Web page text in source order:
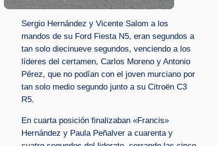
Sergio Hernández y Vicente Salom a los
mandos de su Ford Fiesta N5, eran segundos a
tan solo diecinueve segundos, venciendo a los
líderes del certamen, Carlos Moreno y Antonio
Pérez, que no podían con el joven murciano por
tan solo medio segundo junto a su Citroën C3
R5.
En cuarta posición finalizaban «Francis»
Hernández y Paula Peñalver a cuarenta y